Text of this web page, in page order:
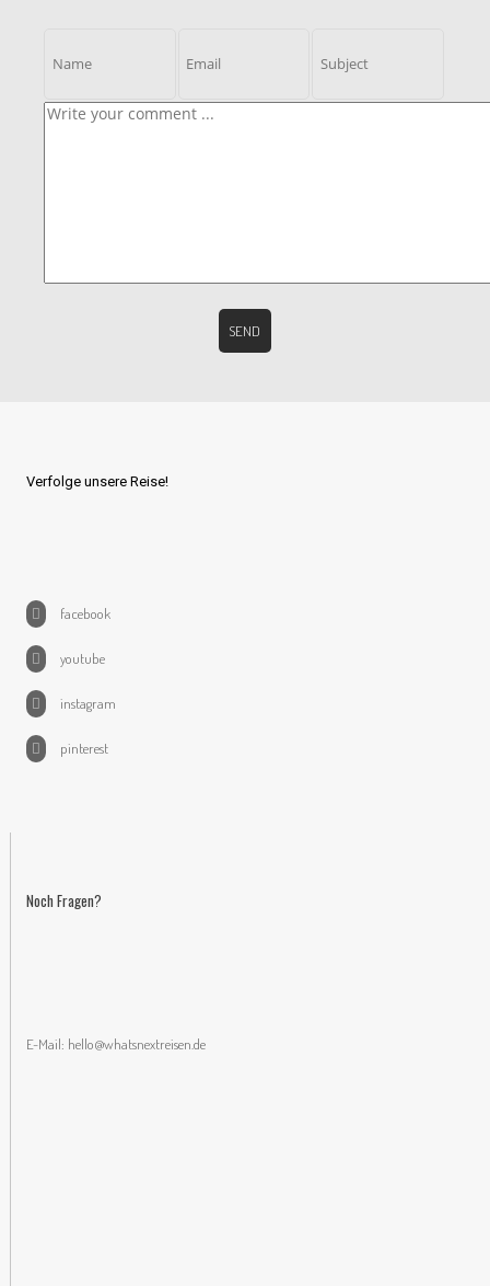
Verfolge unsere Reise!
facebook
youtube
instagram
pinterest
Noch Fragen?
E-Mail: hello@whatsnextreisen.de